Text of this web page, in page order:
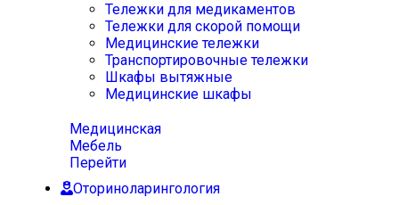
Тележки для медикаментов
Тележки для скорой помощи
Медицинские тележки
Транспортировочные тележки
Шкафы вытяжные
Медицинские шкафы
Медицинская
Мебель
Перейти
Оториноларингология